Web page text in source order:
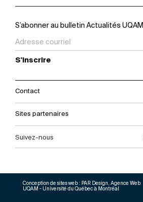
S’abonner au bulletin Actualités UQAM
S'inscrire
Contact
Sites partenaires
Suivez-nous
UQAM - Université du Québec à Montréal
Conception de sites web : PAR Design, Agence Web